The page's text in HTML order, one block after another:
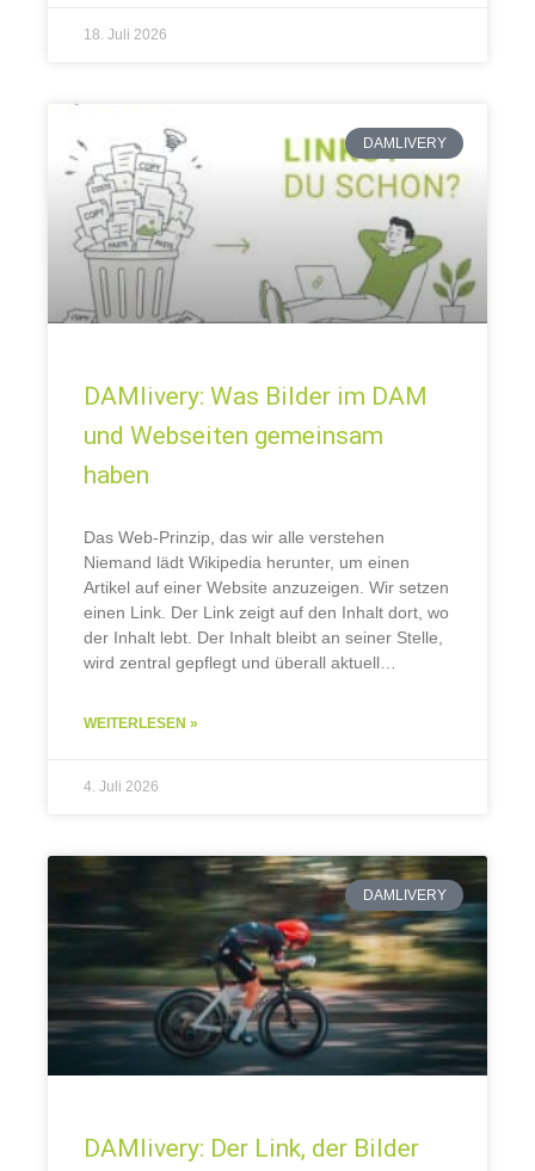
18. Juli 2026
DAMLIVERY
DAMlivery: Was Bilder im DAM
und Webseiten gemeinsam
haben
Das Web-Prinzip, das wir alle verstehen
Niemand lädt Wikipedia herunter, um einen
Artikel auf einer Website anzuzeigen. Wir setzen
einen Link. Der Link zeigt auf den Inhalt dort, wo
der Inhalt lebt. Der Inhalt bleibt an seiner Stelle,
wird zentral gepflegt und überall aktuell
WEITERLESEN »
4. Juli 2026
DAMLIVERY
DAMlivery: Der Link, der Bilder